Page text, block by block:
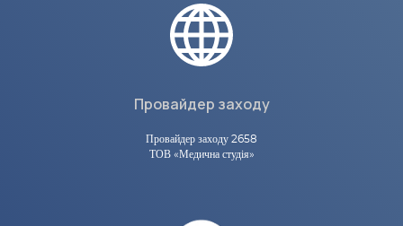
Провайдер заходу
Провайдер заходу 2658
ТОВ «Медична студія»